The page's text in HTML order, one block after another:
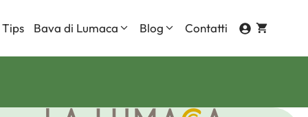
Bava di Lumaca Blog Contatti